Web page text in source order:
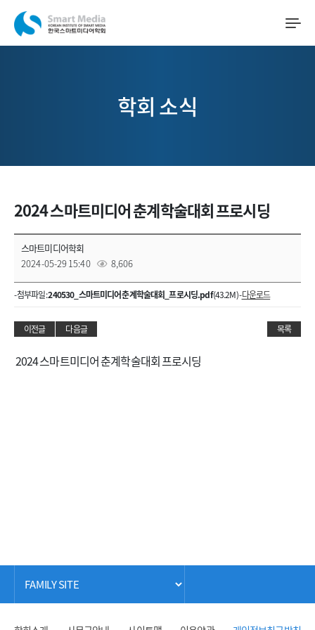
학회 소식
2024 스마트미디어 춘계학술대회 프로시딩
스마트미디어학회
2024-05-29 15:40
8,606
- 첨부파일 :240530_스마트미디어 춘계학술대회_프로시딩.pdf(43.2M) -다운로드
이전글 다음글 목록
2024 스마트미디어 춘계학술대회 프로시딩